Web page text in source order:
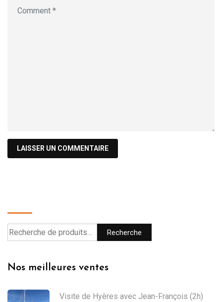
Recherche
Nos meilleures ventes
Visite de Hyères avec Jean-François (2h)